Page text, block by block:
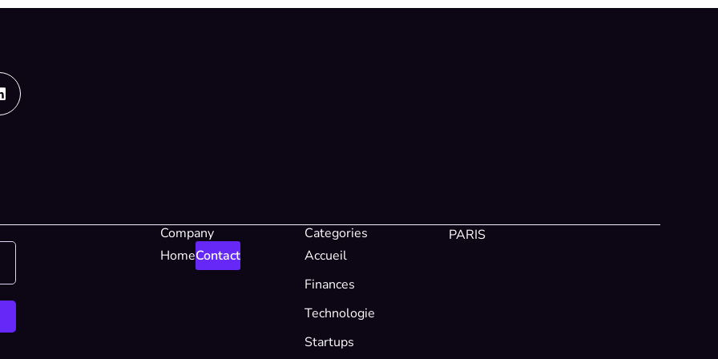
Company
HomeContact
Categories
Accueil
Finances
Technologie
Startups
PARIS